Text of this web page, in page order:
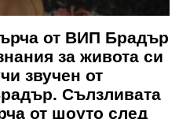
от ВИП Брадър
за живота си
звучен от
Сълзливата
от шоуто след